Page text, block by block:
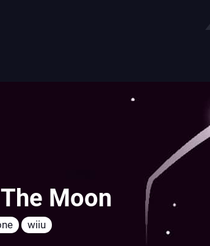
Moon
wiiu